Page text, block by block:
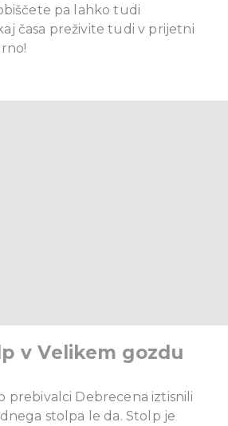
pa lahko tudi
časa preživite tudi v prijetni
v Velikem gozdu
prebivalci Debrecena iztisnili
stolpa le da. Stolp je